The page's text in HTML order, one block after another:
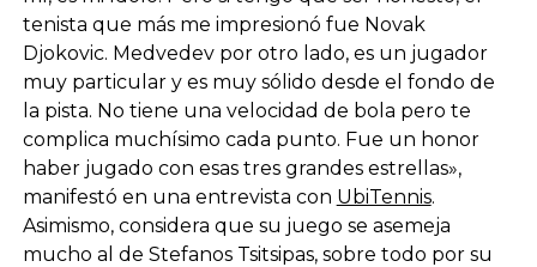
tenista que más me impresionó fue Novak
Djokovic. Medvedev por otro lado, es un jugador
muy particular y es muy sólido desde el fondo de
la pista. No tiene una velocidad de bola pero te
complica muchísimo cada punto. Fue un honor
haber jugado con esas tres grandes estrellas»,
manifestó en una entrevista con UbiTennis.
Asimismo, considera que su juego se asemeja
mucho al de Stefanos Tsitsipas, sobre todo por su